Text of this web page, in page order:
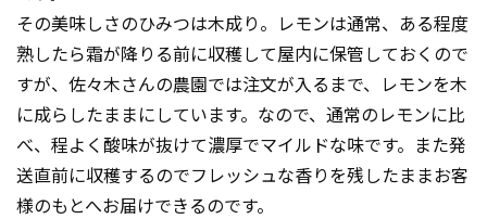
その美味しさのひみつは木成り。レモンは通常、ある程度
熟したら霜が降りる前に収穫して屋内に保管しておくので
すが、佐々木さんの農園では注文が入るまで、レモンを木
に成らしたままにしています。なので、通常のレモンに比
べ、程よく酸味が抜けて濃厚でマイルドな味です。また発
送直前に収穫するのでフレッシュな香りを残したままお客
様のもとへお届けできるのです。